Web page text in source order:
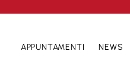
APPUNTAMENTI NEWS